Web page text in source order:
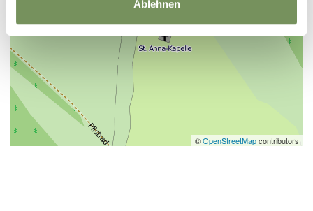
Ablehnen
©OpenStreetMapcontributors